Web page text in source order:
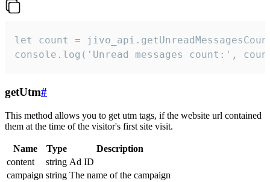
let count =
console.log('Unread messages count:',
getUtm#
This method allows you to get utm tags, if the website url contained
them at the time of the visitor's first site visit.
Name Type
Description
content
string Ad ID
campaign string The name of the campaign